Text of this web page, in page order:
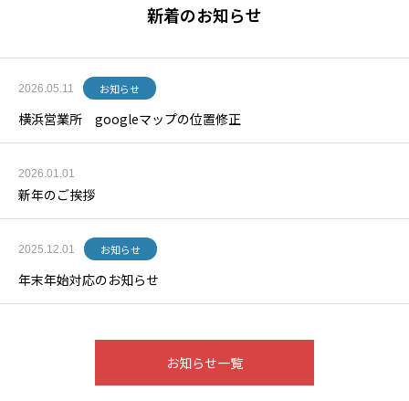
新着のお知らせ
2026.05.11 お知らせ
横浜営業所 googleマップの位置修正
2026.01.01
新年のご挨拶
2025.12.01 お知らせ
年末年始対応のお知らせ
お知らせ一覧